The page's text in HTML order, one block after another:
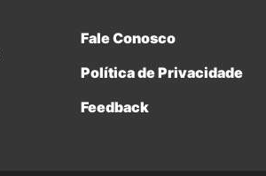
Fale Conosco
Política de Privacidade
Feedback